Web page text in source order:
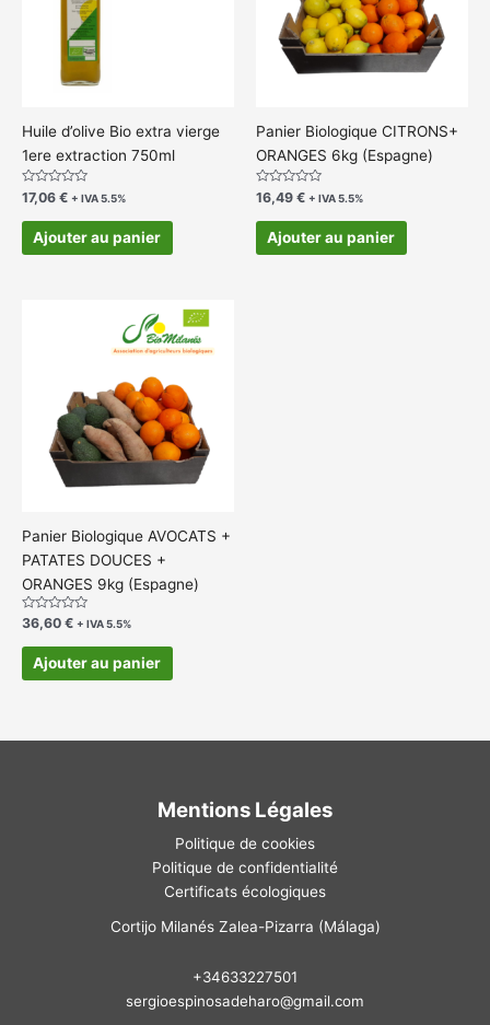
Huile d’olive Bio extra vierge
1ere extraction 750ml
Note
0
sur
17,06 € + IVA 5.5%
Ajouter au panier
Panier Biologique CITRONS+
ORANGES 6kg (Espagne)
Note
0
sur
16,49 € + IVA 5.5%
Ajouter au panier
Panier Biologique AVOCATS +
PATATES DOUCES +
ORANGES 9kg (Espagne)
Note
0
sur
36,60 € + IVA 5.5%
Ajouter au panier
Mentions Légales
Politique de cookies
Politique de confidentialité
Certificats écologiques
Cortijo Milanés Zalea-Pizarra (Málaga)
+34633227501
sergioespinosadeharo@gmail.com